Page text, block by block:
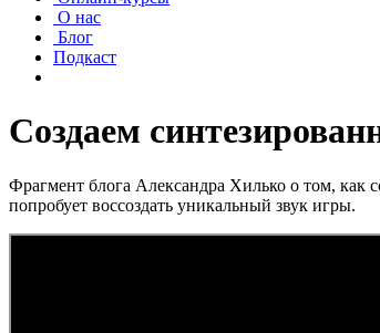
О нас
Блог
Подкаст
Создаем
Фрагмент блога Александра Хилько о том, как
попробует воссоздать уникальный звук игры.